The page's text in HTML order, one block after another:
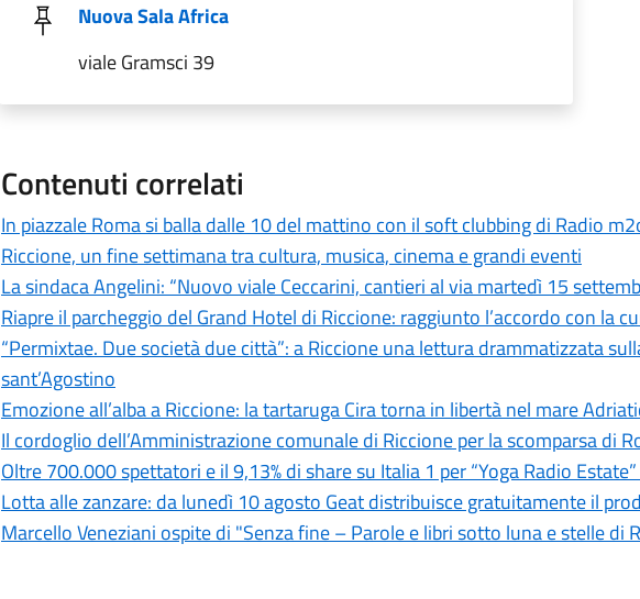
Nuova Sala Africa
viale Gramsci 39
Contenuti correlati
In piazzale Roma si balla dalle 10 del mattino con il soft clubbing di Radio
Riccione, un fine settimana tra cultura, musica, cinema e grandi eventi
La sindaca Angelini: “Nuovo viale Ceccarini, cantieri al via martedì 15
Riapre il parcheggio del Grand Hotel di Riccione: raggiunto l’accordo con la
“Permixtae. Due società due città”: a Riccione una lettura drammatizzata
sant’Agostino
Emozione all’alba a Riccione: la tartaruga Cira torna in libertà nel mare
Il cordoglio dell’Amministrazione comunale di Riccione per la scomparsa di
Oltre 700.000 spettatori e il 9,13% di share su Italia 1 per “Yoga Radio
Lotta alle zanzare: da lunedì 10 agosto Geat distribuisce gratuitamente il
Marcello Veneziani ospite di "Senza fine – Parole e libri sotto luna e stelle di